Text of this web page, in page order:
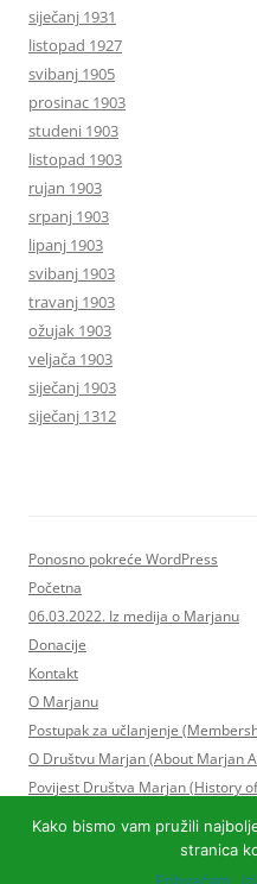
siječanj 1931
listopad 1927
svibanj 1905
prosinac 1903
studeni 1903
listopad 1903
rujan 1903
srpanj 1903
lipanj 1903
svibanj 1903
travanj 1903
ožujak 1903
veljača 1903
siječanj 1903
siječanj 1312
Ponosno pokreće WordPress
Početna
06.03.2022. Iz medija o Marjanu
Donacije
Kontakt
O Marjanu
Postupak za učlanjenje
O Društvu Marjan (About Marjan
Povijest Društva Marjan (History
Statut Društva Marjan i Program
Upravni odbor Društva Marjan
Postupak za učlanjenje
Kako bismo vam pružili
stranica